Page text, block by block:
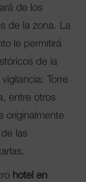
de los
de la zona. La
le permitirá
de la
Torre
entre otros
originalmente
las
hotel en